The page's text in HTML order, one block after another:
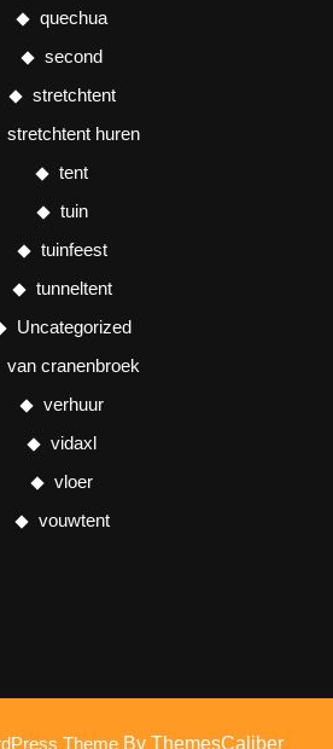
quechua
second
stretchtent
stretchtent huren
tent
tuin
tuinfeest
tunneltent
Uncategorized
van cranenbroek
verhuur
vidaxl
vloer
vouwtent
Theme By ThemesCaliber